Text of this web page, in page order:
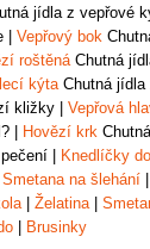
jídla z vepřové
Vepřový bok
roštěnáChutná
kýtaChutná
kližky Vepřová
Hovězí krk
Knedlíčky
Smetana na šlehání
| Želatina|
Brusinky